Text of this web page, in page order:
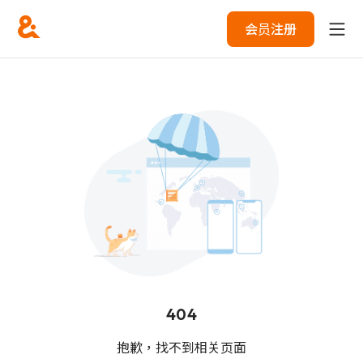
会员注册
404
抱歉，找不到相关页面